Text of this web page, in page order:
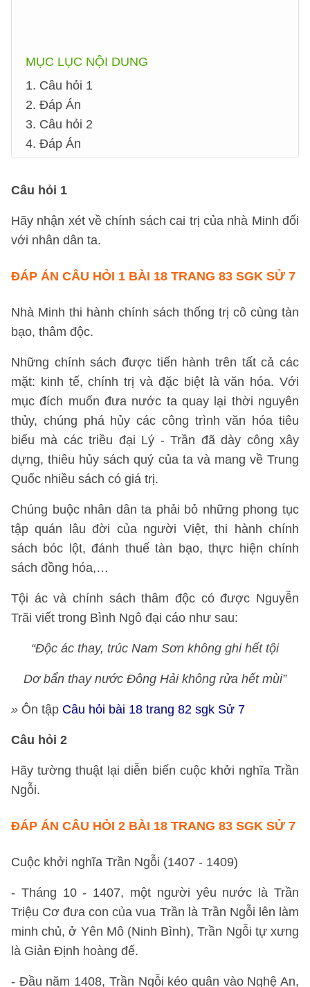
MỤC LỤC NỘI DUNG
1. Câu hỏi 1
2. Đáp Án
3. Câu hỏi 2
4. Đáp Án
Câu hỏi 1
Hãy nhận xét về chính sách cai trị của nhà Minh đối
với nhân dân ta.
ĐÁP ÁN CÂU HỎI 1 BÀI 18 TRANG 83 SGK SỬ 7
Nhà Minh thi hành chính sách thống trị cô cùng tàn
bạo, thâm độc.
Những chính sách được tiến hành trên tất cả các
mặt: kinh tế, chính trị và đặc biệt là văn hóa. Với
mục đích muốn đưa nước ta quay lại thời nguyên
thủy, chúng phá hủy các công trình văn hóa tiêu
biểu mà các triều đại Lý - Trần đã dày công xây
dựng, thiêu hủy sách quý của ta và mang về Trung
Quốc nhiều sách có giá trị.
Chúng buộc nhân dân ta phải bỏ những phong tục
tập quán lâu đời của người Việt, thi hành chính
sách bóc lột, đánh thuế tàn bạo, thực hiện chính
sách đồng hóa,…
Tội ác và chính sách thâm độc có được Nguyễn
Trãi viết trong Bình Ngô đại cáo như sau:
“Độc ác thay, trúc Nam Sơn không ghi hết tội
Dơ bẩn thay nước Đông Hải không rửa hết mùi”
» Ôn tập Câu hỏi bài 18 trang 82 sgk Sử 7
Câu hỏi 2
Hãy tường thuật lại diễn biến cuộc khởi nghĩa Trần
Ngỗi.
ĐÁP ÁN CÂU HỎI 2 BÀI 18 TRANG 83 SGK SỬ 7
Cuộc khởi nghĩa Trần Ngỗi (1407 - 1409)
- Tháng 10 - 1407, một người yêu nước là Trần
Triệu Cơ đưa con của vua Trần là Trần Ngỗi lên làm
minh chủ, ở Yên Mô (Ninh Bình), Trần Ngỗi tự xưng
là Giản Định hoàng đế.
- Đầu năm 1408, Trần Ngỗi kéo quân vào Nghệ An,